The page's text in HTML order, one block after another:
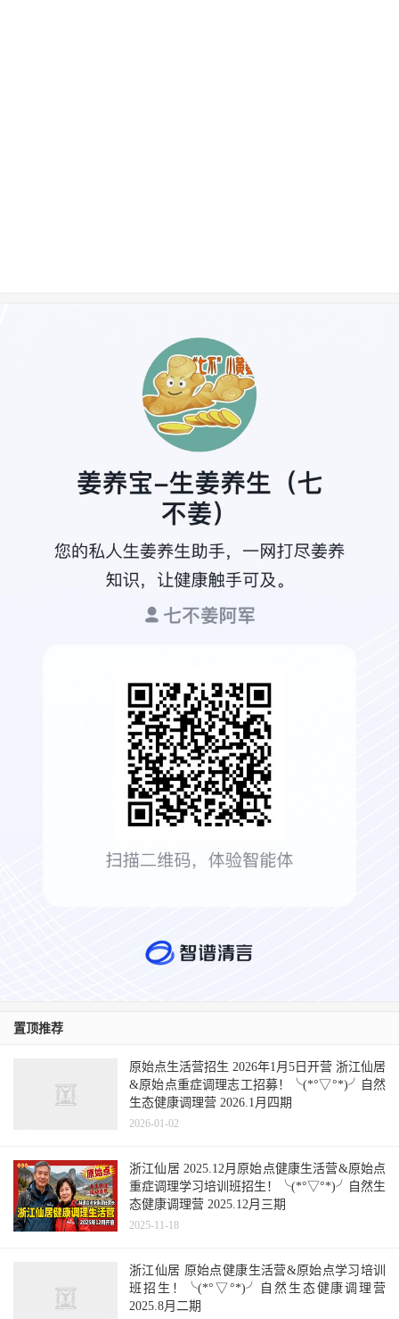
置顶推荐
原始点生活营招生 2026年1月5日开营 浙江仙居
&原始点重症调理志工招募！╰(*°▽°*)╯自然
生态健康调理营 2026.1月四期
2026-01-02
浙江仙居 2025.12月原始点健康生活营&原始点
重症调理学习培训班招生！╰(*°▽°*)╯自然生
态健康调理营 2025.12月三期
2025-11-18
浙江仙居 原始点健康生活营&原始点学习培训
班招生！╰(*°▽°*)╯自然生态健康调理营
2025.8月二期